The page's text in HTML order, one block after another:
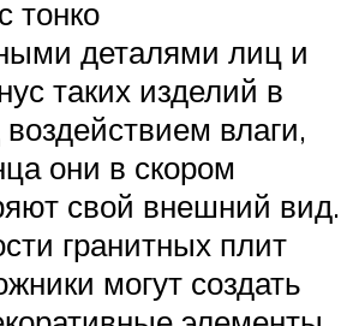
тонко
деталями лиц и
таких изделий в
влаги,
они в скором
свой внешний вид.
гранитных плит
могут создать